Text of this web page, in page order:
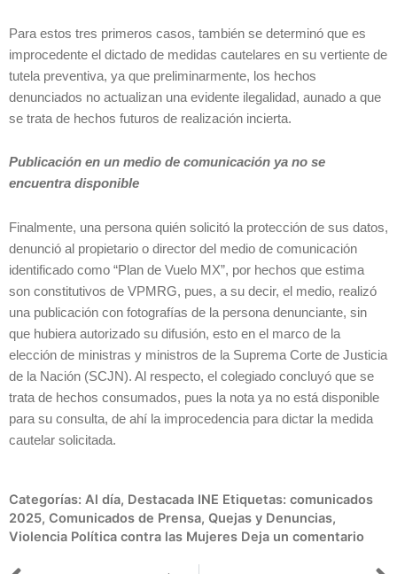
Para estos tres primeros casos, también se determinó que es
improcedente el dictado de medidas cautelares en su vertiente de
tutela preventiva, ya que preliminarmente, los hechos
denunciados no actualizan una evidente ilegalidad, aunado a que
se trata de hechos futuros de realización incierta.
Publicación en un medio de comunicación ya no se
encuentra disponible
Finalmente, una persona quién solicitó la protección de sus datos,
denunció al propietario o director del medio de comunicación
identificado como “Plan de Vuelo MX”, por hechos que estima
son constitutivos de VPMRG, pues, a su decir, el medio, realizó
una publicación con fotografías de la persona denunciante, sin
que hubiera autorizado su difusión, esto en el marco de la
elección de ministras y ministros de la Suprema Corte de Justicia
de la Nación (SCJN). Al respecto, el colegiado concluyó que se
trata de hechos consumados, pues la nota ya no está disponible
para su consulta, de ahí la improcedencia para dictar la medida
cautelar solicitada.
Categorías: Al día, Destacada INE Etiquetas: comunicados
2025, Comunicados de Prensa, Quejas y Denuncias,
Violencia Política contra las Mujeres Deja un comentario